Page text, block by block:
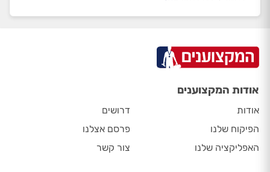
אודות המקצוענים
אודות
הפיקוח שלנו
האפליקציה שלנו
דרושים
פרסם אצלנו
צור קשר